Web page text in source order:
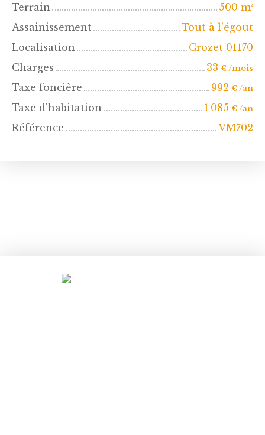
Terrain
500 m²
Assainissement
Tout à l'égout
Localisation
Crozet 01170
Charges
33 € /mois
Taxe foncière 992 € /an
Taxe d'habitation 1 085 € /an
Référence VM702